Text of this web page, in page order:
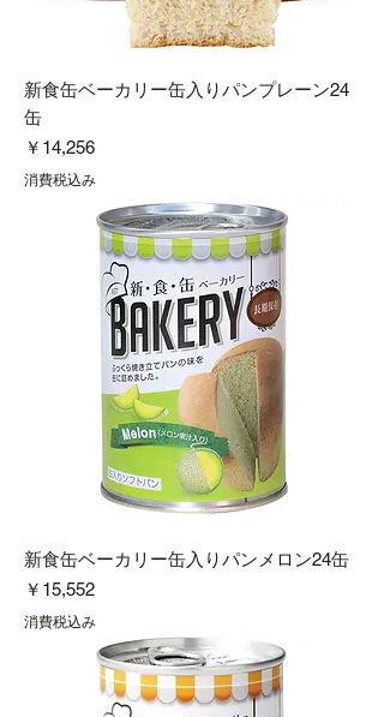
新食缶ベーカリー缶入りパンプレーン24
缶
価格
￥14,256
消費税込み
新食缶ベーカリー缶入りパンメロン24缶
価格
￥15,552
消費税込み